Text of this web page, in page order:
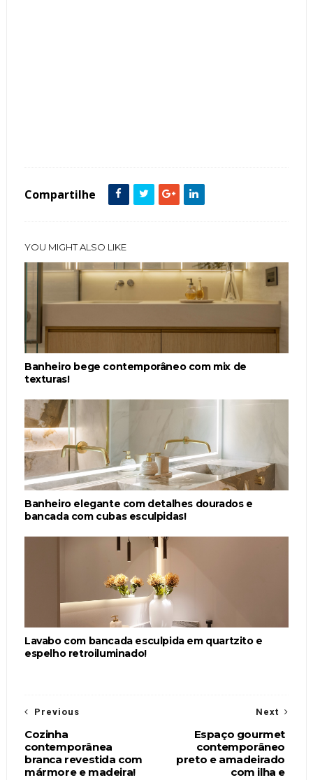
Compartilhe
YOU MIGHT ALSO LIKE
Banheiro bege contemporâneo com mix de
texturas!
Banheiro elegante com detalhes dourados e
bancada com cubas esculpidas!
Lavabo com bancada esculpida em quartzito e
espelho retroiluminado!
Next
Espaço gourmet
contemporâneo
preto e amadeirado
com ilha e
Previous
Cozinha
contemporânea
branca revestida com
mármore e madeira!